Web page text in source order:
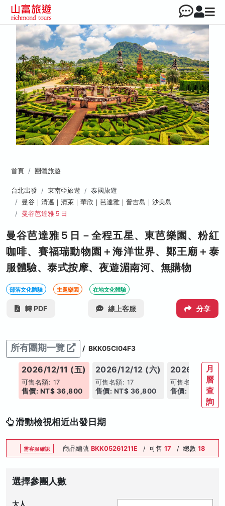
首頁 團體旅遊
台北出發 東南亞旅遊
泰國旅遊
曼谷｜清邁｜清萊｜華欣｜芭達雅｜普吉島｜沙美島
曼谷芭達雅５日
曼谷芭達雅５日－全程五星、東芭樂園、粉紅
咖啡、賽福瑞動物園＋海洋世界、鄭王廟＋泰
服體驗、泰式按摩、夜遊湄南河、無購物
部落文化體驗 主題樂園 在地文化體驗
轉 PDF 線上客服 分享
所有團期一覽 / BKK05CI04F3
2026/12/11 (五)
可售名額: 17
售價: NT$ 36,800
2026/12/12 (六)
可售名額: 17
售價: NT$ 36,800
2026/12/13
可售名額: 17
售價: NT$
月
曆
查
詢
滑動檢視相近出發日期
需客服確認 商品編號 BKK05261211E / 可售 17 / 總數 18
選擇參團人數
大人